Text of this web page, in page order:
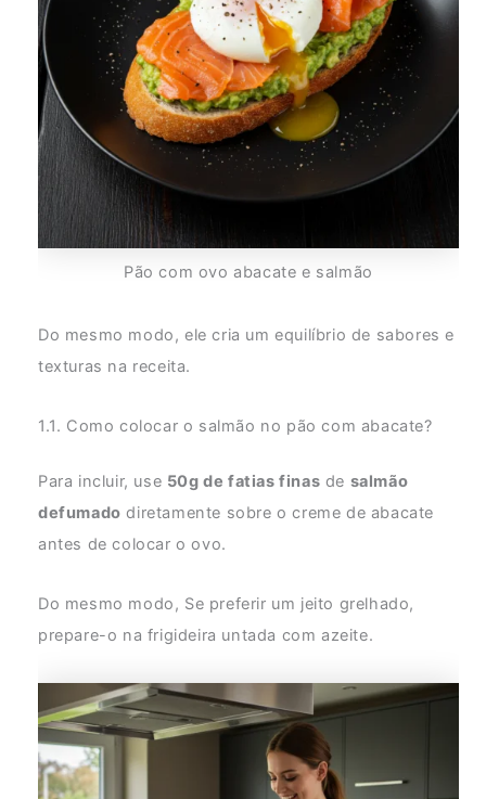
Pão com ovo abacate e salmão
Do mesmo modo, ele cria um equilíbrio de sabores e
texturas na receita.
1.1. Como colocar o salmão no pão com abacate?
Para incluir, use 50g de fatias finas de salmão
defumado diretamente sobre o creme de abacate
antes de colocar o ovo.
Do mesmo modo, Se preferir um jeito grelhado,
prepare-o na frigideira untada com azeite.